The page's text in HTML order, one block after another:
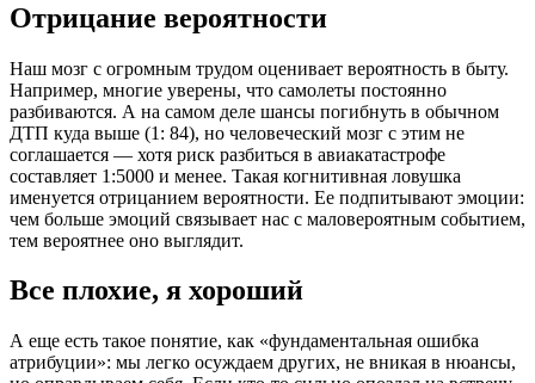
Отрицание вероятности
Наш мозг с огромным трудом оценивает вероятность в быту.
Например, многие уверены, что самолеты постоянно
разбиваются. А на самом деле шансы погибнуть в обычном
ДТП куда выше (1: 84), но человеческий мозг с этим не
соглашается — хотя риск разбиться в авиакатастрофе
составляет 1:5000 и менее. Такая когнитивная ловушка
именуется отрицанием вероятности. Ее подпитывают эмоции:
чем больше эмоций связывает нас с маловероятным событием,
тем вероятнее оно выглядит.
Все плохие, я хороший
А еще есть такое понятие, как «фундаментальная ошибка
атрибуции»: мы легко осуждаем других, не вникая в нюансы,